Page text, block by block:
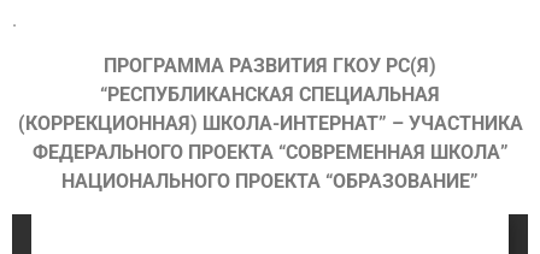
.
ПРОГРАММА РАЗВИТИЯ ГКОУ РС(Я)
“РЕСПУБЛИКАНСКАЯ СПЕЦИАЛЬНАЯ
(КОРРЕКЦИОННАЯ) ШКОЛА-ИНТЕРНАТ” – УЧАСТНИКА
ФЕДЕРАЛЬНОГО ПРОЕКТА “СОВРЕМЕННАЯ ШКОЛА”
НАЦИОНАЛЬНОГО ПРОЕКТА “ОБРАЗОВАНИЕ”